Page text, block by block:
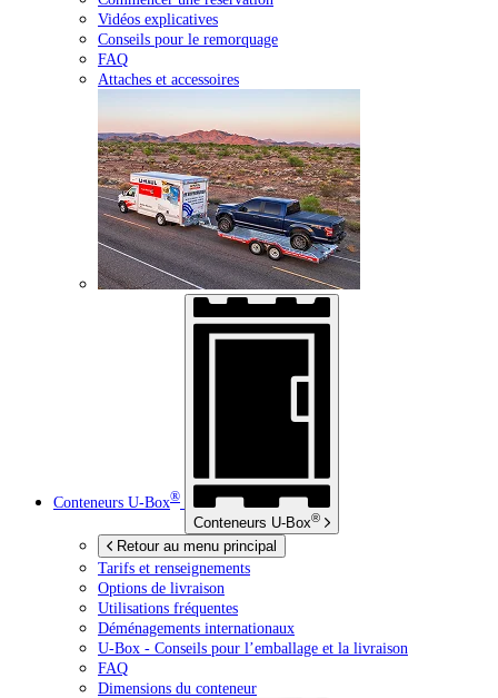
Vidéos explicatives
Conseils pour le remorquage
FAQ
Attaches et accessoires
Conteneurs U-Box®
Conteneurs U-Box®
Retour au menu principal
Tarifs et renseignements
Options de livraison
Utilisations fréquentes
Déménagements internationaux
U-Box - Conseils pour l’emballage et la livraison
FAQ
Dimensions du conteneur